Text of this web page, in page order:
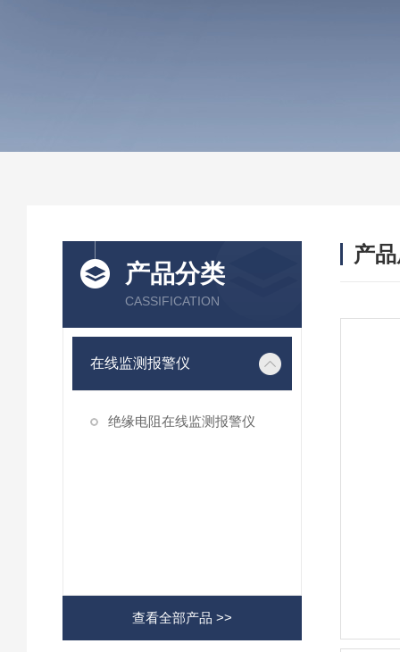
产品分类
CASSIFICATION
在线监测报警仪
绝缘电阻在线监测报警仪
查看全部产品 >>
产